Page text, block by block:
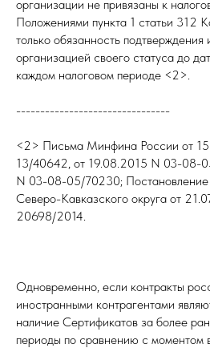
организации не привязаны к
Положениями пункта 1 статьи 312
только обязанность подтверждения
организацией своего статуса до
каждом налоговом периоде <2>.
--------------------------------
<2> Письма Минфина России от
13/40642, от 19.08.2015 N 03-08-
N 03-08-05/70230; Постановление
Северо-Кавказского округа от
20698/2014.
Одновременно, если контракты
иностранными контрагентами
наличие Сертификатов за более
периоды по сравнению с моментом